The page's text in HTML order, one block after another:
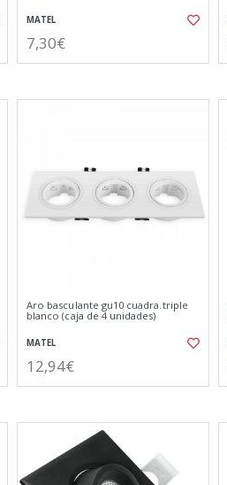
MATEL
7,30€
Aro basculante gu10 cuadra.triple
blanco (caja de 4 unidades)
MATEL
12,94€